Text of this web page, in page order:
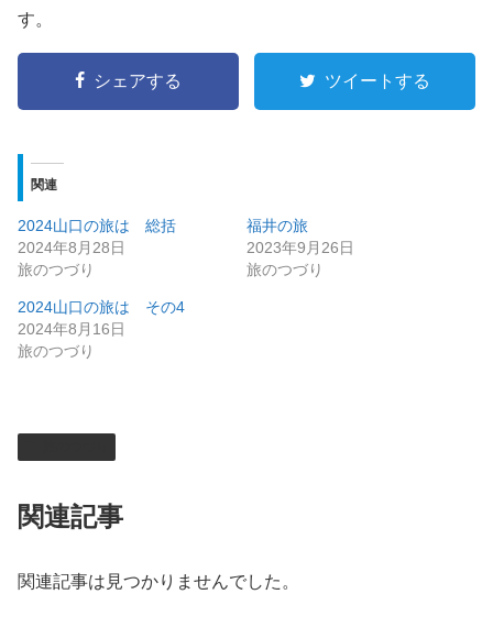
す。
シェアする ツイートする
関連
2024山口の旅は 総括
2024年8月28日
旅のつづり
福井の旅
2023年9月26日
旅のつづり
2024山口の旅は その4
2024年8月16日
旅のつづり
関連記事
関連記事は見つかりませんでした。